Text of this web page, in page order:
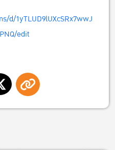
d/1yTLUD9lUXcSRx7wwJ
edit